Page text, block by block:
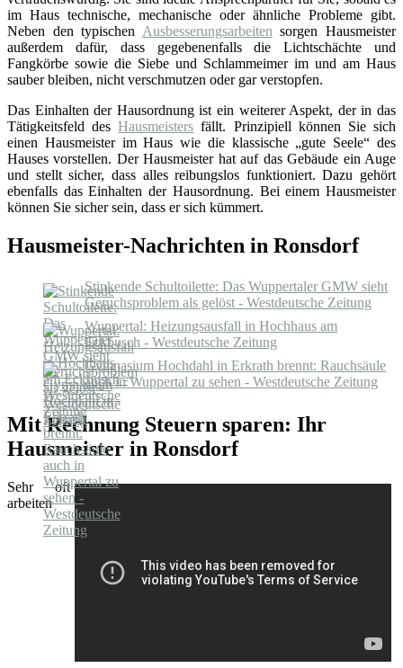
im Haus technische, mechanische oder ähnliche Probleme gibt.
Neben den typischen Ausbesserungsarbeiten sorgen Hausmeister
außerdem dafür, dass gegebenenfalls die Lichtschächte und
Fangkörbe sowie die Siebe und Schlammeimer im und am Haus
sauber bleiben, nicht verschmutzen oder gar verstopfen.
Das Einhalten der Hausordnung ist ein weiterer Aspekt, der in das
Tätigkeitsfeld desHausmeisters fällt. Prinzipiell können Sie sich
einen Hausmeister im Haus wie die klassische „gute Seele“ des
Hauses vorstellen. Der Hausmeister hat auf das Gebäude ein Auge
und stellt sicher, dass alles reibungslos funktioniert. Dazu gehört
ebenfalls das Einhalten der Hausordnung. Bei einem Hausmeister
können Sie sicher sein, dass er sich kümmert.
Hausmeister-Nachrichten in Ronsdorf
Stinkende Schultoilette: Das Wuppertaler GMW sieht
Geruchsproblem als gelöst - Westdeutsche Zeitung
Wuppertal: Heizungsausfall in Hochhaus am
Eckbusch - Westdeutsche Zeitung
Gymnasium Hochdahl in Erkrath brennt: Rauchsäule
auch in Wuppertal zu sehen - Westdeutsche Zeitung
Mit Rechnung Steuern sparen: Ihr
Hausmeister in Ronsdorf
Sehr oft
arbeiten